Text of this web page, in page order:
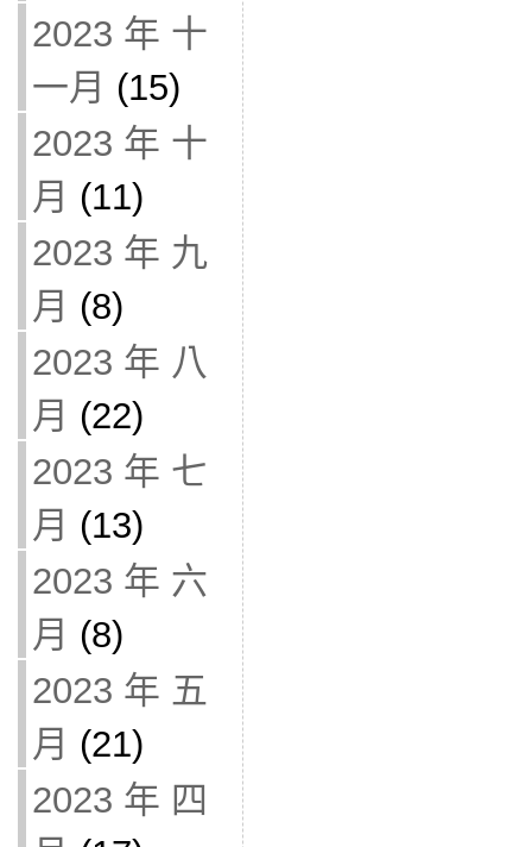
2023 年 十
一月 (15)
2023 年 十
月 (11)
2023 年 九
月 (8)
2023 年 八
月 (22)
2023 年 七
月 (13)
2023 年 六
月 (8)
2023 年 五
月 (21)
2023 年 四